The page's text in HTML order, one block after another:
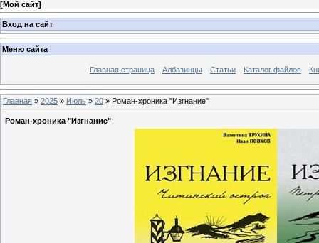
[Мой сайт]
Вход на сайт
Меню сайта
Главная страница Албазинцы Статьи Каталог файлов
Главная » 2025 » Июль » 20 » Роман-хроника "Изгнание"
Роман-хроника "Изгнание"